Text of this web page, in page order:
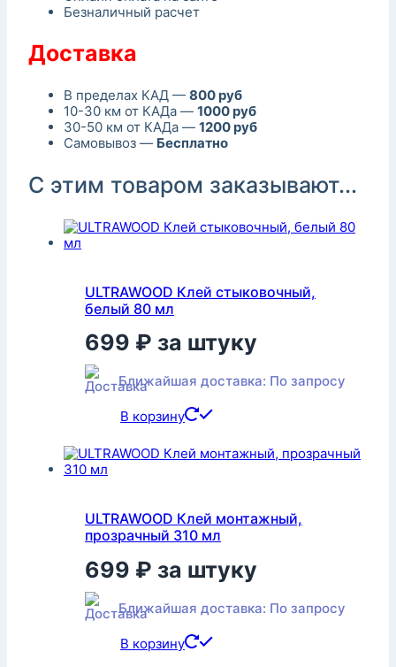
Безналичный расчет
Доставка
В пределах КАД — 800 руб
10-30 км от КАДа — 1000 руб
30-50 км от КАДа — 1200 руб
Самовывоз — Бесплатно
С этим товаром заказывают...
ULTRAWOOD Клей стыковочный,
белый 80 мл
699 ₽ за штуку
Ближайшая доставка: По запросу
В корзину
ULTRAWOOD Клей монтажный,
прозрачный 310 мл
699 ₽ за штуку
Ближайшая доставка: По запросу
В корзину